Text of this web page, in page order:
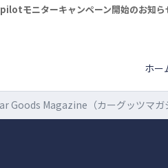
モニターキャンペーン開始のお知ら
ホー
Goods Magazine（カーグッツマ